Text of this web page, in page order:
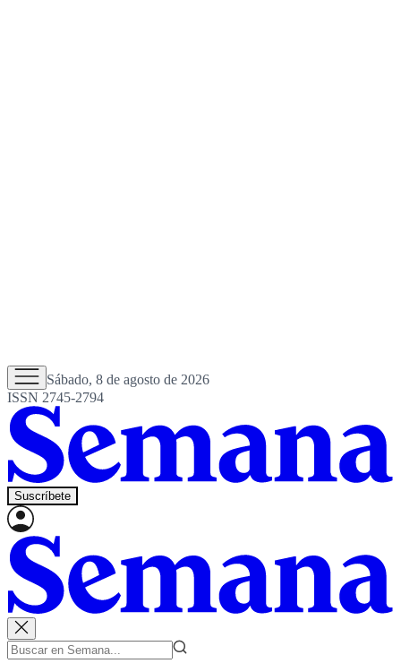
Sábado, 8 de agosto de 2026
ISSN 2745-2794
Suscríbete